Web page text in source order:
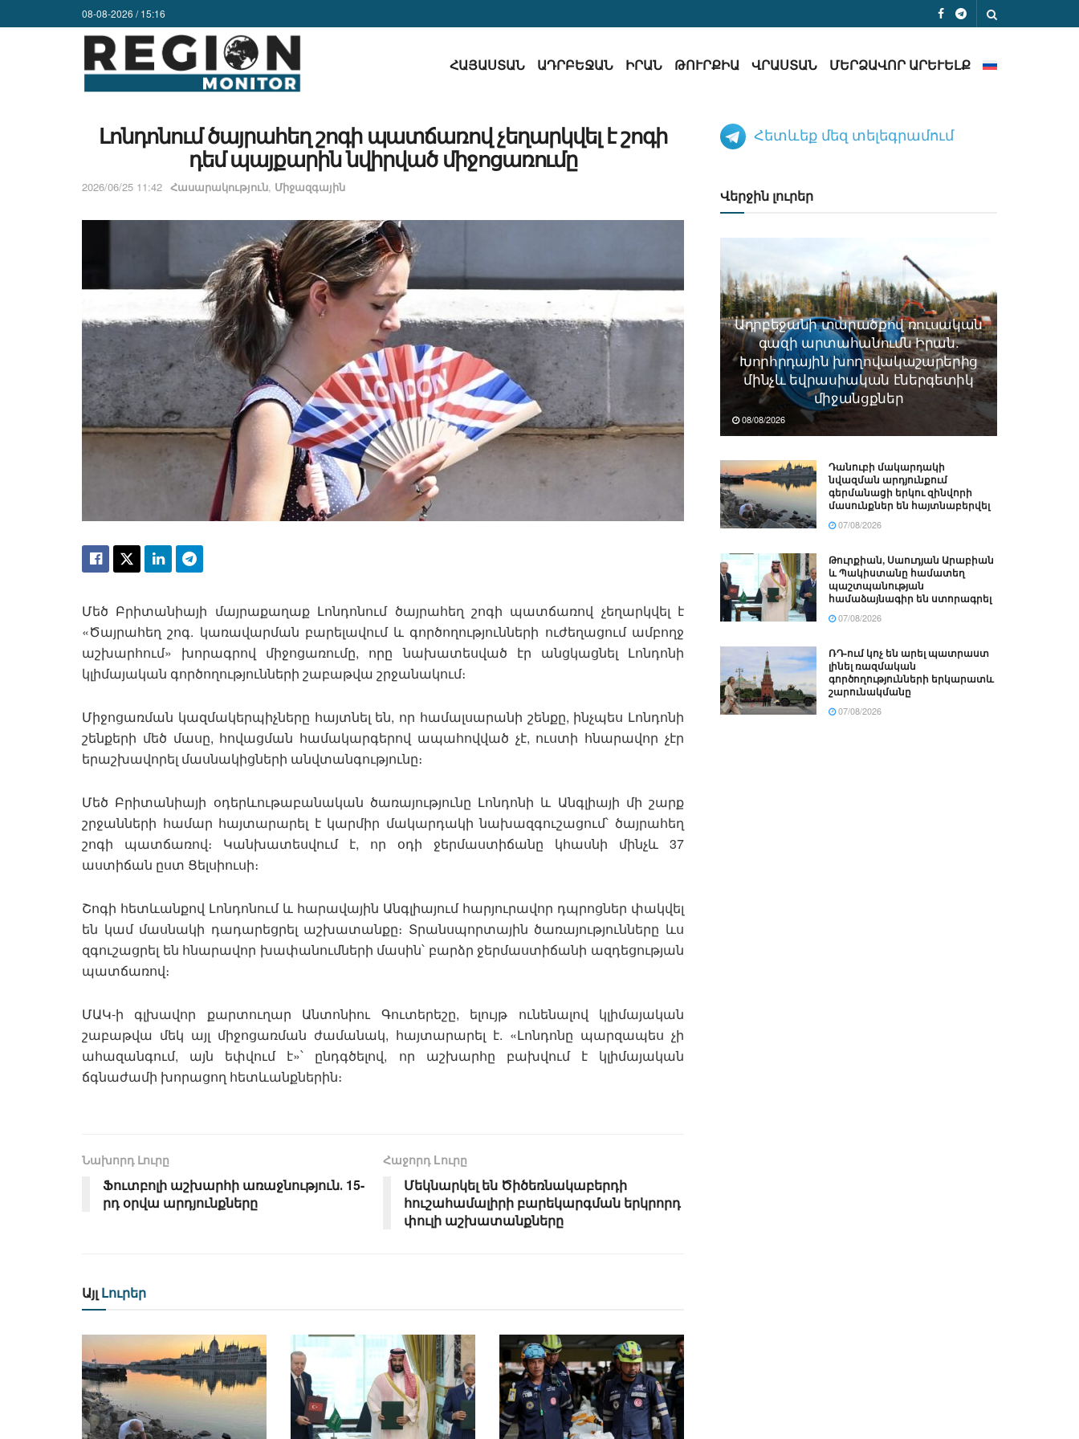
08-08-2026 / 15:16
ՀԱՅԱՍՏԱՆ ԱԴՐԲԵՋԱՆ ԻՐԱՆ ԹՈՒՐՔԻԱ ՎՐԱՍՏԱՆ ՄԵՐՁԱՎՈՐ ԱՐԵՒԵԼՔ
Լոնդոնում ծայրահեղ շոգի պատճառով չեղարկվել է շոգի
դեմ պայքարին նվիրված միջոցառումը
2026/06/25 11:42 Հասարակություն, Միջազգային
Մեծ Բրիտանիայի մայրաքաղաք Լոնդոնում ծայրահեղ շոգի պատճառով չեղարկվել է
«Ծայրահեղ շոգ. կառավարման բարելավում և գործողությունների ուժեղացում ամբողջ
աշխարհում» խորագրով միջոցառումը, որը նախատեսված էր անցկացնել Լոնդոնի
կլիմայական գործողությունների շաբաթվա շրջանակում։
Միջոցառման կազմակերպիչները հայտնել են, որ համալսարանի շենքը, ինչպես Լոնդոնի
շենքերի մեծ մասը, հովացման համակարգերով ապահովված չէ, ուստի հնարավոր չէր
երաշխավորել մասնակիցների անվտանգությունը։
Մեծ Բրիտանիայի օդերևութաբանական ծառայությունը Լոնդոնի և Անգլիայի մի շարք
շրջանների համար հայտարարել է կարմիր մակարդակի նախազգուշացում՝ ծայրահեղ
շոգի պատճառով։ Կանխատեսվում է, որ օդի ջերմաստիճանը կհասնի մինչև 37
աստիճան ըստ Ցելսիուսի։
Շոգի հետևանքով Լոնդոնում և հարավային Անգլիայում հարյուրավոր դպրոցներ փակվել
են կամ մասնակի դադարեցրել աշխատանքը։ Տրանսպորտային ծառայությունները ևս
զգուշացրել են հնարավոր խափանումների մասին՝ բարձր ջերմաստիճանի ազդեցության
պատճառով։
ՄԱԿ-ի գլխավոր քարտուղար Անտոնիու Գուտերեշը, ելույթ ունենալով կլիմայական
շաբաթվա մեկ այլ միջոցառման ժամանակ, հայտարարել է. «Լոնդոնը պարզապես չի
ահազանգում, այն եփվում է»՝ ընդգծելով, որ աշխարհը բախվում է կլիմայական
ճգնաժամի խորացող հետևանքներին։
Նախորդ Լուրը
Ֆուտբոլի աշխարհի առաջնություն․ 15-
րդ օրվա արդյունքները
Հաջորդ Lուրը
Մեկնարկել են Ծիծեռնակաբերդի
հուշահամալիրի բարեկարգման երկրորդ
փուլի աշխատանքները
Այլ Լուրեր
Հետևեք մեզ տելեգրամում
Վերջին լուրեր
Ադրբեջանի տարածքով ռուսական
գազի արտահանումն Իրան.
Խորհրդային խողովակաշարերից
մինչև եվրասիական էներգետիկ
միջանցքներ
08/08/2026
Դանուբի մակարդակի
նվազման արդյունքում
գերմանացի երկու զինվորի
մասունքներ են հայտնաբերվել
07/08/2026
Թուրքիան, Սաուդյան Արաբիան
և Պակիստանը համատեղ
պաշտպանության
համաձայնագիր են ստորագրել
07/08/2026
ՌԴ-ում կոչ են արել պատրաստ
լինել ռազմական
գործողությունների երկարատև
շարունակմանը
07/08/2026